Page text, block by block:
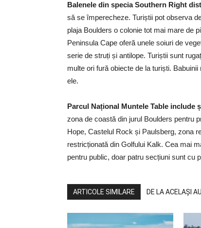
Balenele din specia Southern Right
să se împerecheze. Turiștii pot observa
plaja Boulders o colonie tot mai mare de
Peninsula Cape oferă unele soiuri de
serie de struți și antilope. Turiștii sunt
multe ori fură obiecte de la turiști.
ele.
Parcul Național Muntele Table include
zona de coastă din jurul Boulders pentru
Hope, Castelul Rock și Paulsberg, zona
restricționată din Golfului Kalk. Cea mai
pentru public, doar patru secțiuni sunt cu
ARTICOLE SIMILARE DE LA ACELAȘI